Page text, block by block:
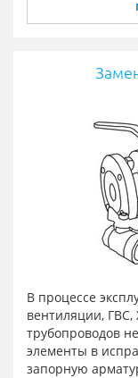
В процессе
вентиляции, ГВС,
трубопроводов
элементы в
запорную